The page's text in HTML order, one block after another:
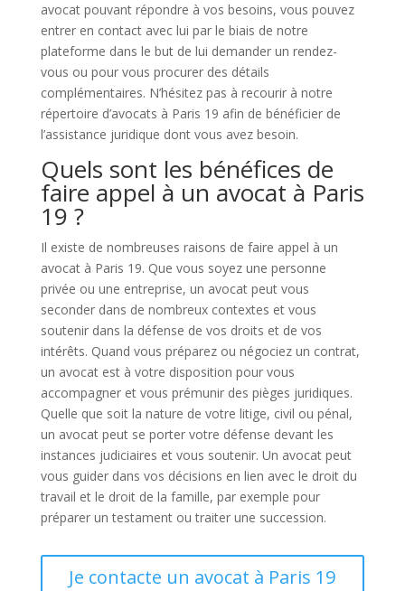
avocat pouvant répondre à vos besoins, vous pouvez
entrer en contact avec lui par le biais de notre
plateforme dans le but de lui demander un rendez-
vous ou pour vous procurer des détails
complémentaires. N’hésitez pas à recourir à notre
répertoire d’avocats à Paris 19 afin de bénéficier de
l’assistance juridique dont vous avez besoin.
Quels sont les bénéfices de
faire appel à un avocat à Paris
19 ?
Il existe de nombreuses raisons de faire appel à un
avocat à Paris 19. Que vous soyez une personne
privée ou une entreprise, un avocat peut vous
seconder dans de nombreux contextes et vous
soutenir dans la défense de vos droits et de vos
intérêts. Quand vous préparez ou négociez un contrat,
un avocat est à votre disposition pour vous
accompagner et vous prémunir des pièges juridiques.
Quelle que soit la nature de votre litige, civil ou pénal,
un avocat peut se porter votre défense devant les
instances judiciaires et vous soutenir. Un avocat peut
vous guider dans vos décisions en lien avec le droit du
travail et le droit de la famille, par exemple pour
préparer un testament ou traiter une succession.
Je contacte un avocat à Paris 19